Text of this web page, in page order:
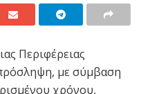
Περιφέρειας
με σύμβαση
χρόνου,